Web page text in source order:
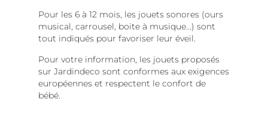
Pour les 6 à 12 mois, les jouets sonores (ours
musical, carrousel, boite à musique...) sont
tout indiqués pour favoriser leur éveil.
Pour votre information, les jouets proposés
sur Jardindeco sont conformes aux exigences
européennes et respectent le confort de
bébé.